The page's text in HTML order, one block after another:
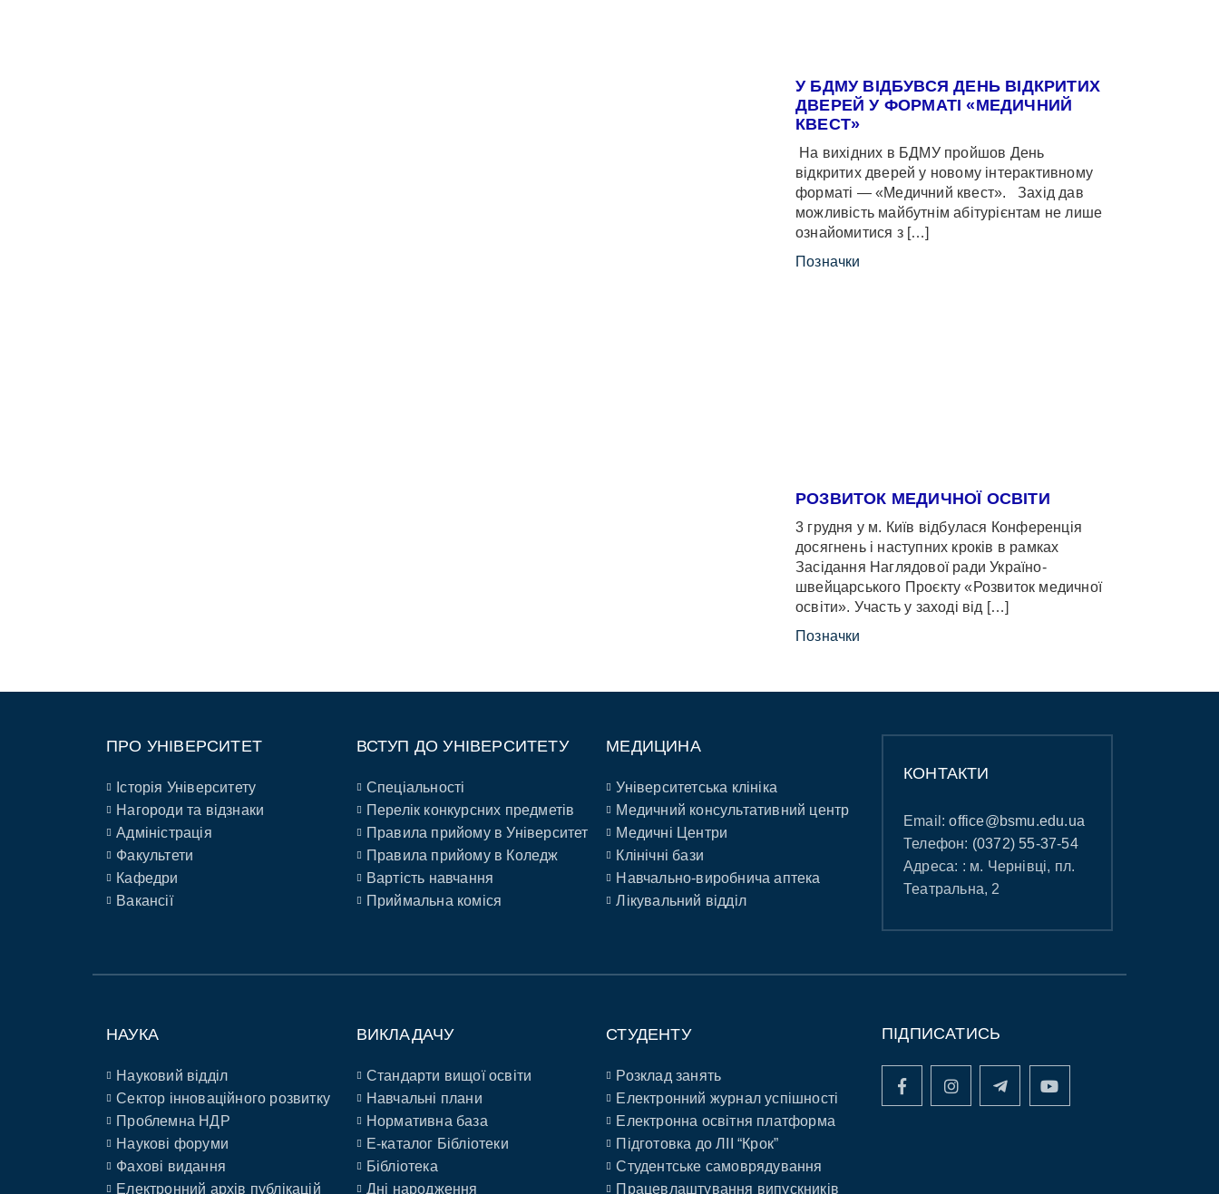
У БДМУ ВІДБУВСЯ ДЕНЬ ВІДКРИТИХ
ДВЕРЕЙ У ФОРМАТІ «МЕДИЧНИЙ
КВЕСТ»
На вихідних в БДМУ пройшов День
відкритих дверей у новому інтерактивному
форматі — «Медичний квест». Захід дав
можливість майбутнім абітурієнтам не лише
ознайомитися з […]
Позначки
РОЗВИТОК МЕДИЧНОЇ ОСВІТИ
3 грудня у м. Київ відбулася Конференція
досягнень і наступних кроків в рамках
Засідання Наглядової ради Україно-
швейцарського Проєкту «Розвиток медичної
освіти». Участь у заході від […]
Позначки
ПРО УНІВЕРСИТЕТ
Історія Університету
Нагороди та відзнаки
Адміністрація
Факультети
Кафедри
Вакансії
ВСТУП ДО УНІВЕРСИТЕТУ
Спеціальності
Перелік конкурсних предметів
Правила прийому в Університет
Правила прийому в Коледж
Вартість навчання
Приймальна коміся
МЕДИЦИНА
Університетська клініка
Медичний консультативний центр
Медичні Центри
Клінічні бази
Навчально-виробнича аптека
Лікувальний відділ
КОНТАКТИ
Email:office@bsmu.edu.ua
Телефон: (0372) 55-37-54
Адреса: : м. Чернівці, пл.
Театральна, 2
НАУКА
Науковий відділ
Сектор інноваційного розвитку
Проблемна НДР
Наукові форуми
Фахові видання
Електронний архів публікацій
ВИКЛАДАЧУ
Стандарти вищої освіти
Навчальні плани
Нормативна база
E-каталог Бібліотеки
Бібліотека
Дні народження
СТУДЕНТУ
Розклад занять
Електронний журнал успішності
Електронна освітня платформа
Підготовка до ЛІІ “Крок”
Студентське самоврядування
Працевлаштування випускників
ПІДПИСАТИСЬ